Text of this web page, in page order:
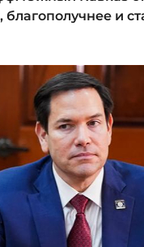
благополучнее и